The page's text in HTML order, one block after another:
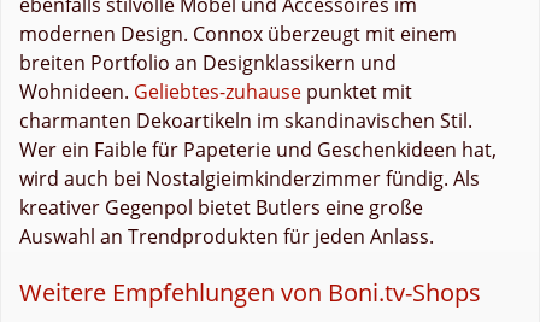
modernen Design. Connox überzeugt mit einem
breiten Portfolio an Designklassikern und
Wohnideen. Geliebtes-zuhause punktet mit
charmanten Dekoartikeln im skandinavischen Stil.
Wer ein Faible für Papeterie und Geschenkideen hat,
wird auch bei Nostalgieimkinderzimmer fündig. Als
kreativer Gegenpol bietet Butlers eine große
Auswahl an Trendprodukten für jeden Anlass.
Weitere Empfehlungen von Boni.tv-Shops